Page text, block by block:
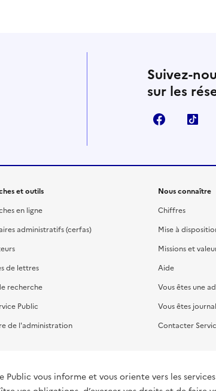
Suivez-
sur les
Facebook
et outils
en ligne
administratifs (cerfas)
de lettres
recherche
Public
de l'administration
Nous connaître
Chiffres
Mise à
Missions et
Aide
Vous êtes une
Vous êtes
Contacter
Public vous informe et vous oriente vers les